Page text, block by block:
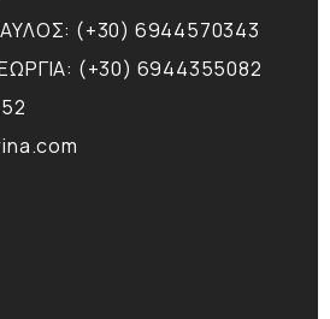
(+30) 6944570343
(+30) 6944355082